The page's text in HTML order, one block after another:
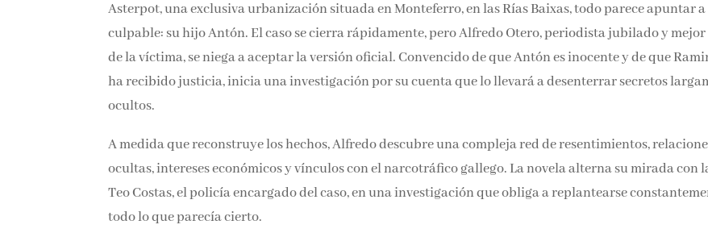
Asterpot, una exclusiva urbanización situada en Monteferro, en las Rías Baixas, todo parece apuntar
culpable: su hijo Antón. El caso se cierra rápidamente, pero Alfredo Otero, periodista jubilado y
de la víctima, se niega a aceptar la versión oficial. Convencido de que Antón es inocente y de que
ha recibido justicia, inicia una investigación por su cuenta que lo llevará a desenterrar secretos
ocultos.
A medida que reconstruye los hechos, Alfredo descubre una compleja red de resentimientos,
ocultas, intereses económicos y vínculos con el narcotráfico gallego. La novela alterna su mirada con
Teo Costas, el policía encargado del caso, en una investigación que obliga a replantearse
todo lo que parecía cierto.